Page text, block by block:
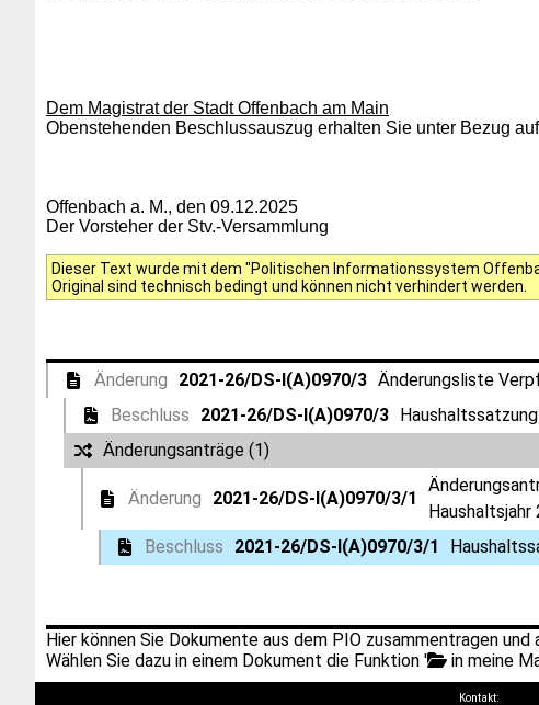
Dem Magistrat der Stadt Offenbach am Main
Obenstehenden Beschlussauszug erhalten Sie unter Bezug
Offenbach a. M., den 09.12.2025
Der Vorsteher der Stv.-Versammlung
Dieser Text wurde mit dem "Politischen Informationssystem
Original sind technisch bedingt und können nicht verhindert werden.
Änderung 2021-26/DS-I(A)0970/3 Änderungsliste
Beschluss
2021-26/DS-I(A)0970/3
Änderungsanträge (1)
Änderung 2021-26/DS-I(A)0970/3/1
Haushaltsjahr
Beschluss
2021-26/DS-I(A)0970/3/1
Hier können Sie Dokumente aus dem PIO zusammentragen und
Wählen Sie dazu in einem Dokument die Funktion '
in meine
Kontakt: